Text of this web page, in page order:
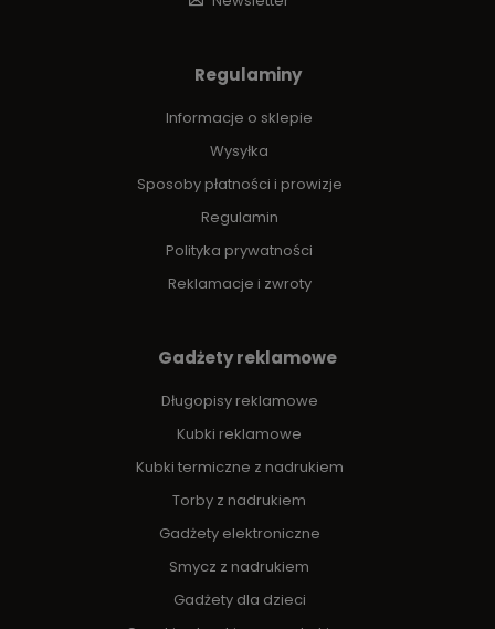
Regulaminy
Informacje o sklepie
Wysyłka
Sposoby płatności i prowizje
Regulamin
Polityka prywatności
Reklamacje i zwroty
Gadżety reklamowe
Długopisy reklamowe
Kubki reklamowe
Kubki termiczne z nadrukiem
Torby z nadrukiem
Gadżety elektroniczne
Smycz z nadrukiem
Gadżety dla dzieci